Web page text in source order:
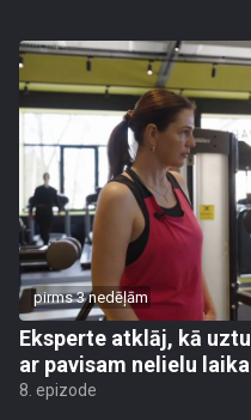
pirms 3 nedēļām
Eksperte atklāj, kā
ar pavisam nelielu
8. epizode